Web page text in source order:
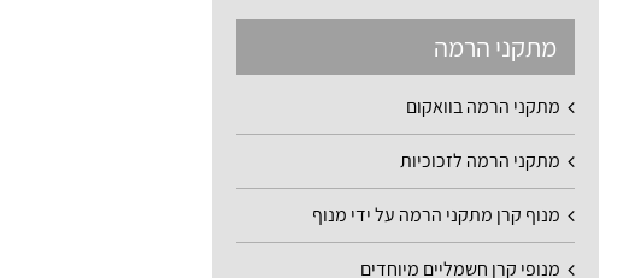
מתקני הרמה
מתקני הרמה בוואקום
מתקני הרמה לזכוכיות
מנוף קרן מתקני הרמה על ידי מנוף
מנופי קרן חשמליים מיוחדים